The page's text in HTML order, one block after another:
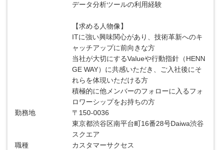
データ分析ツールの利用経験
【求める人物像】
ITに強い興味関心があり、技術革新へのキ
ャッチアップに前向きな方
当社が大切にするValueや行動指針（HENN
GE WAY）に共感いただき、ご入社後にそ
れらを体現いただける方
積極的に他メンバーのフォローに入るフォ
ロワーシップをお持ちの方
勤務地
〒150-0036
東京都渋谷区南平台町16番28号Daiwa渋谷
スクエア
職種
カスタマーサクセス